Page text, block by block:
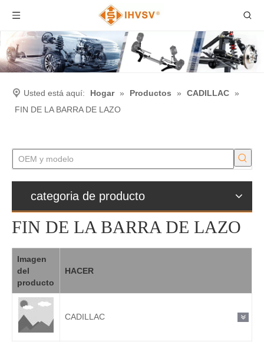
Usted está aquí: Hogar » Productos » CADILLAC »
FIN DE LA BARRA DE LAZO
categoria de producto
FIN DE LA BARRA DE LAZO
Imagen
del
producto
HACER
CADILLAC